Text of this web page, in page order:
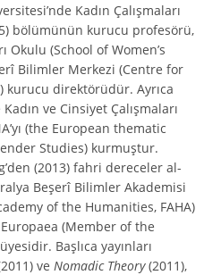
Kadın Çalışmaları
bölümünün kurucu profesörü,
Okulu (School of Women’s
Bilimler Merkezi (Centre for
kurucu direktörüdür. Ayrıca
ve Cinsiyet Çalışmaları
(the European thematic
Studies) kurmuştur.
(2013) fahri dereceler al-
Beşerî Bilimler Akademisi
of the Humanities, FAHA)
(Member of the
Başlıca yayınları
ve Nomadic Theory(2011),